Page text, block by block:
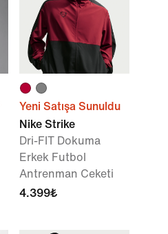
Yeni Satışa Sunuldu
Nike Strike
Dri-FIT Dokuma
Erkek Futbol
Antrenman Ceketi
4.399₺